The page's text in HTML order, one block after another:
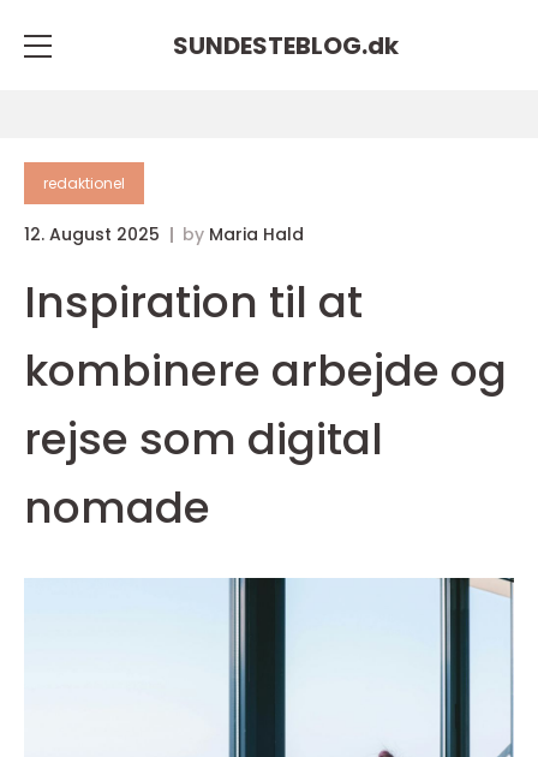
SUNDESTEBLOG.dk
redaktionel
12. August 2025 by Maria Hald
Inspiration til at
kombinere arbejde og
rejse som digital
nomade